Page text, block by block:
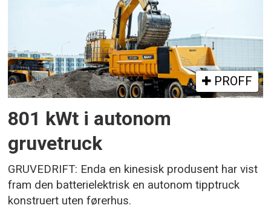
PROFF
801 kWt i autonom
gruvetruck
GRUVEDRIFT: Enda en kinesisk produsent har vist
fram den batterielektrisk en autonom tipptruck
konstruert uten førerhus.